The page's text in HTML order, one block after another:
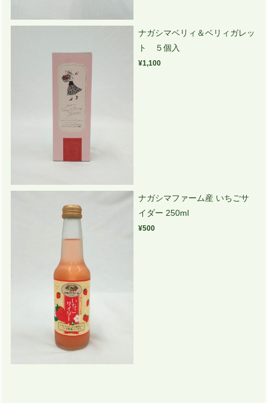
ナガシマベリィ＆ベリィガレッ
ト ５個入
¥1,100
ナガシマファーム産 いちごサ
イダー 250ml
¥500